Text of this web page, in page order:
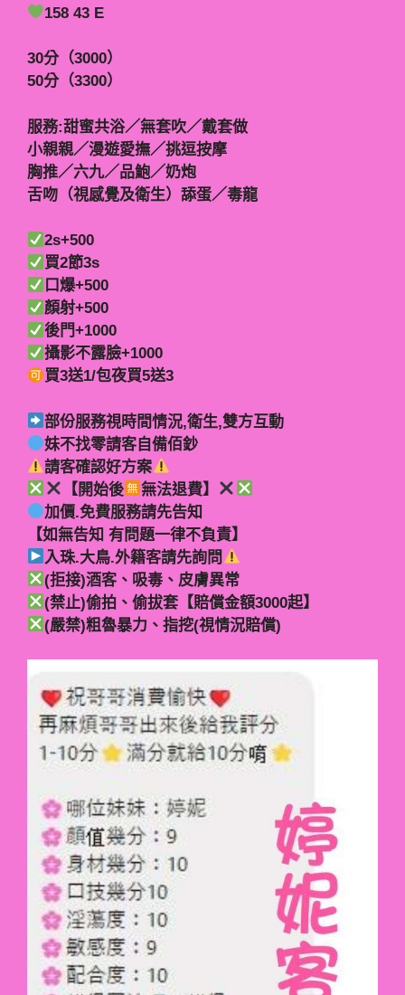
158 43 E
30分（3000）
50分（3300）
服務:甜蜜共浴／無套吹／戴套做
小親親／漫遊愛撫／挑逗按摩
胸推／六九／品鮑／奶炮
舌吻（視感覺及衛生）舔蛋／毒龍
2s+500
買2節3s
口爆+500
顏射+500
後門+1000
攝影不露臉+1000
買3送1/包夜買5送3
部份服務視時間情況,衛生,雙方互動
妹不找零請客自備佰鈔
請客確認好方案
【開始後
無法退費】
加價.免費服務請先告知
【如無告知 有問題一律不負責】
入珠.大鳥.外籍客請先詢問
(拒接)酒客、吸毒、皮膚異常
(禁止)偷拍、偷拔套【賠償金額3000起】
(嚴禁)粗魯暴力、指挖(視情況賠償)